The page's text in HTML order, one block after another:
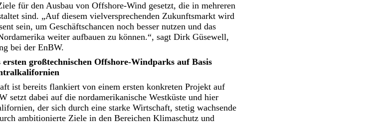
für den Ausbau von Offshore-Wind gesetzt, die in mehreren
sind. „Auf diesem vielversprechenden Zukunftsmarkt wird
sein, um Geschäftschancen noch besser nutzen und das
weiter aufbauen zu können.“, sagt Dirk Güsewell,
bei der EnBW.
großtechnischen Offshore-Windparks auf Basis
ist bereits flankiert von einem ersten konkreten Projekt auf
setzt dabei auf die nordamerikanische Westküste und hier
der sich durch eine starke Wirtschaft, stetig wachsende
ambitionierte Ziele in den Bereichen Klimaschutz und